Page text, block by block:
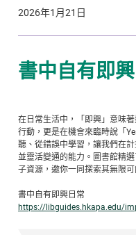
2026年1月21日
書中自有即
在日常生活中，「即興」意味
行動，更是在機會來臨時說「
聽、從錯誤中學習，讓我們在
並靈活變通的能力。圖書館精
子資源，邀你一同探索其無限可
書中自有即興日常
https://libguides.hkapa.edu/